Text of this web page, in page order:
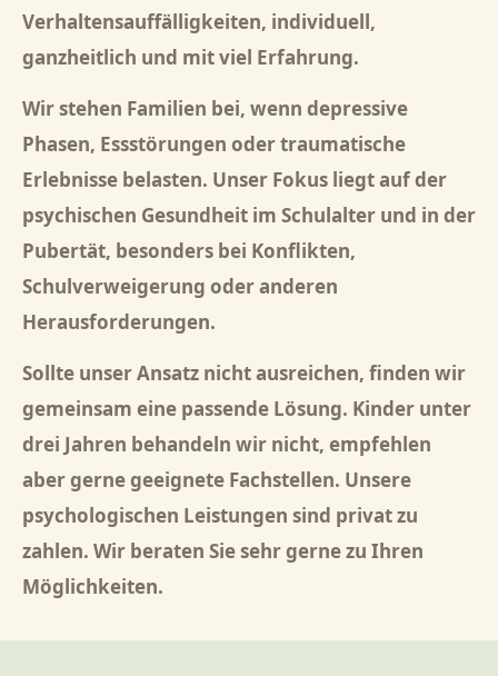
Verhaltensauffälligkeiten, individuell,
ganzheitlich und mit viel Erfahrung.
Wir stehen Familien bei, wenn depressive
Phasen, Essstörungen oder traumatische
Erlebnisse belasten. Unser Fokus liegt auf der
psychischen Gesundheit im Schulalter und in der
Pubertät, besonders bei Konflikten,
Schulverweigerung oder anderen
Herausforderungen.
Sollte unser Ansatz nicht ausreichen, finden wir
gemeinsam eine passende Lösung. Kinder unter
drei Jahren behandeln wir nicht, empfehlen
aber gerne geeignete Fachstellen. Unsere
psychologischen Leistungen sind privat zu
zahlen. Wir beraten Sie sehr gerne zu Ihren
Möglichkeiten.